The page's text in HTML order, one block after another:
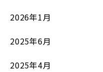
2026年1月
2025年6月
2025年4月